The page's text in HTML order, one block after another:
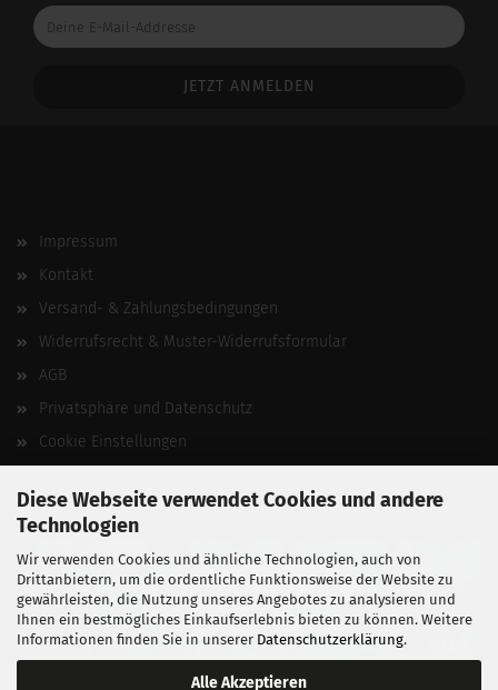
Diese Webseite verwendet Cookies und andere
Technologien
Wir verwenden Cookies und ähnliche Technologien, auch von
Drittanbietern, um die ordentliche Funktionsweise der Website zu
gewährleisten, die Nutzung unseres Angebotes zu analysieren und
Ihnen ein bestmögliches Einkaufserlebnis bieten zu können. Weitere
Informationen finden Sie in unserer Datenschutzerklärung.
Alle Akzeptieren
Deine
E-
Impressum
Kontakt
Versand- & Zahlungsbedingungen
Widerrufsrecht & Muster-Widerrufsformular
AGB
Privatsphäre und Datenschutz
Cookie Einstellungen
Vertrag widerrufen